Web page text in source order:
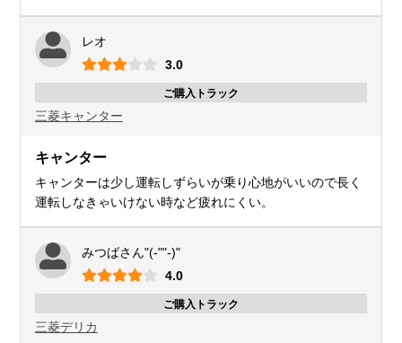
レオ
3.0
ご購入トラック
三菱キャンター
キャンター
キャンターは少し運転しずらいが乗り心地がいいので長く
運転しなきゃいけない時など疲れにくい。
みつばさん"(-""-)"
4.0
ご購入トラック
三菱デリカ